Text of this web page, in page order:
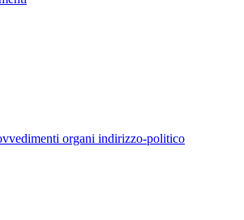
organi indirizzo-politico